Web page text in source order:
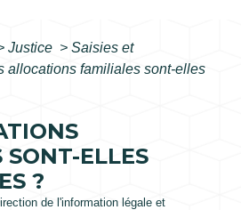
Justice > Saisies et
allocations familiales sont-elles
SONT-ELLES
?
de l'information légale et